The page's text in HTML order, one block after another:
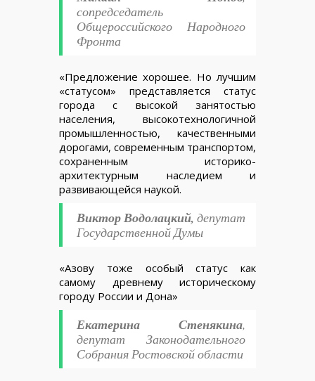
сопредседатель
Общероссийского Народного
Фронта
«Предложение хорошее. Но лучшим
«статусом» представляется статус
города с высокой занятостью
населения, высокотехнологичной
промышленностью, качественными
дорогами, современным транспортом,
сохраненным историко-
архитектурным наследием и
развивающейся наукой.
Виктор Водолацкий, депутат
Государственной Думы
«Азову тоже особый статус как
самому древнему историческому
городу России и Дона»
Екатерина Стенякина,
депутат Законодательного
Собрания Ростовской области